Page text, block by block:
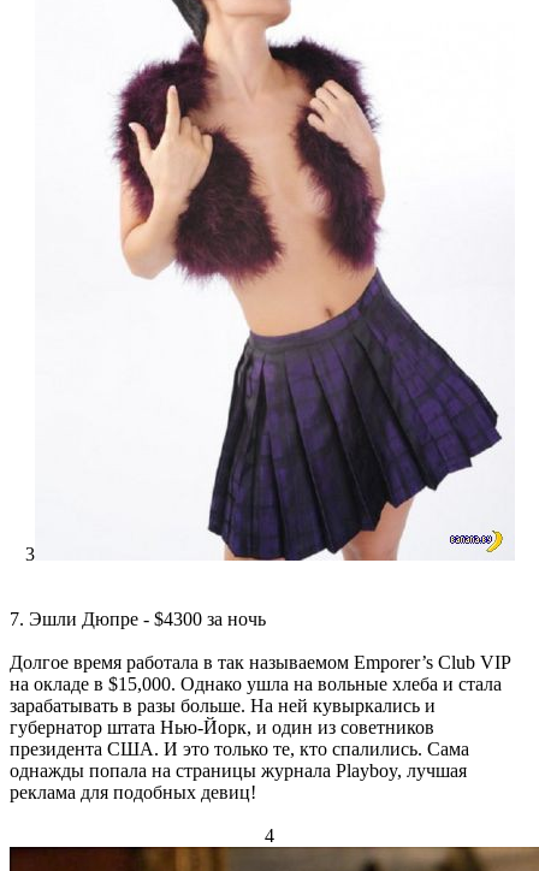
3
7. Эшли Дюпре - $4300 за ночь
Долгое время работала в так называемом Emporer’s Club VIP
на окладе в $15,000. Однако ушла на вольные хлеба и стала
зарабатывать в разы больше. На ней кувыркались и
губернатор штата Нью-Йорк, и один из советников
президента США. И это только те, кто спалились. Сама
однажды попала на страницы журнала Playboy, лучшая
реклама для подобных девиц!
4